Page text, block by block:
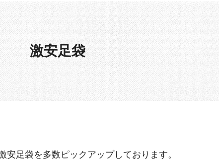
激安足袋
安足袋を多数ピックアップしております。